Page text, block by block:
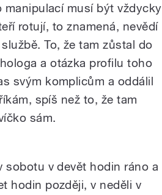
musí být vždycky
rotují, to znamená, nevědí
To, že tam zůstal do
a otázka profilu toho
svým komplicům a oddálil
spíš než to, že tam
sám.
sobotu v devět hodin ráno a
hodin později, v neděli v